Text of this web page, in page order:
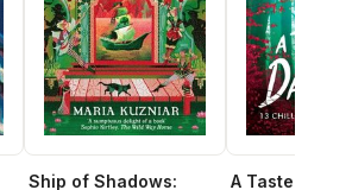
Ship of Shadows: A Taste of